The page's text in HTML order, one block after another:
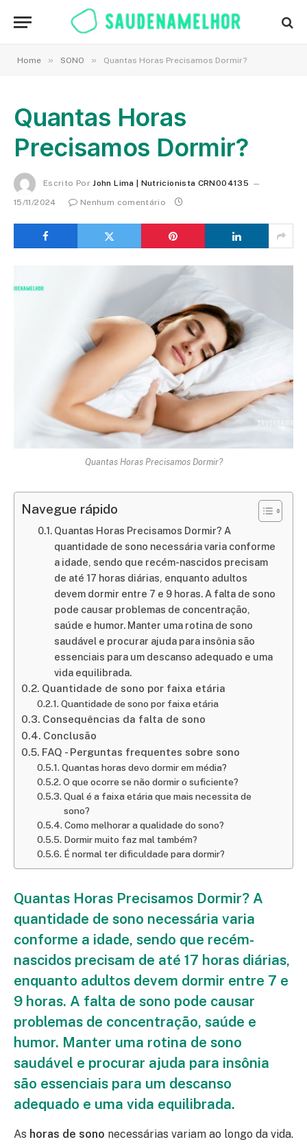
Home » SONO » Quantas Horas Precisamos Dormir?
Quantas Horas
Precisamos Dormir?
Escrito Por John Lima | Nutricionista CRN004135
15/11/2024
Nenhum comentário
Quantas Horas Precisamos Dormir?
Navegue rápido
Quantas Horas Precisamos Dormir? A
quantidade de sono necessária varia conforme
a idade, sendo que recém-nascidos precisam
de até 17 horas diárias, enquanto adultos
devem dormir entre 7 e 9 horas. A falta de sono
pode causar problemas de concentração,
saúde e humor. Manter uma rotina de sono
saudável e procurar ajuda para insônia são
essenciais para um descanso adequado e uma
vida equilibrada.
Quantidade de sono por faixa etária
Quantidade de sono por faixa etária
Consequências da falta de sono
Conclusão
FAQ - Perguntas frequentes sobre sono
Quantas horas devo dormir em média?
O que ocorre se não dormir o suficiente?
Qual é a faixa etária que mais necessita de
sono?
Como melhorar a qualidade do sono?
Dormir muito faz mal também?
É normal ter dificuldade para dormir?
Quantas Horas Precisamos Dormir? A
quantidade de sono necessária varia
conforme a idade, sendo que recém-
nascidos precisam de até 17 horas diárias,
enquanto adultos devem dormir entre 7 e
9 horas. A falta de sono pode causar
problemas de concentração, saúde e
humor. Manter uma rotina de sono
saudável e procurar ajuda para insônia
são essenciais para um descanso
adequado e uma vida equilibrada.
As horas de sono necessárias variam ao longo da vida.